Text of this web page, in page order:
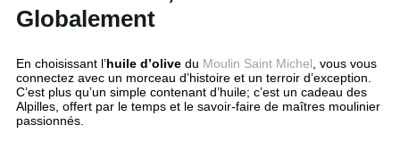
Globalement
En choisissant l’huile d’olive du Moulin Saint Michel , vous vous
connectez avec un morceau d’histoire et un terroir d’exception.
C’est plus qu’un simple contenant d’huile; c’est un cadeau des
Alpilles, offert par le temps et le savoir-faire de maîtres moulinier
passionnés.